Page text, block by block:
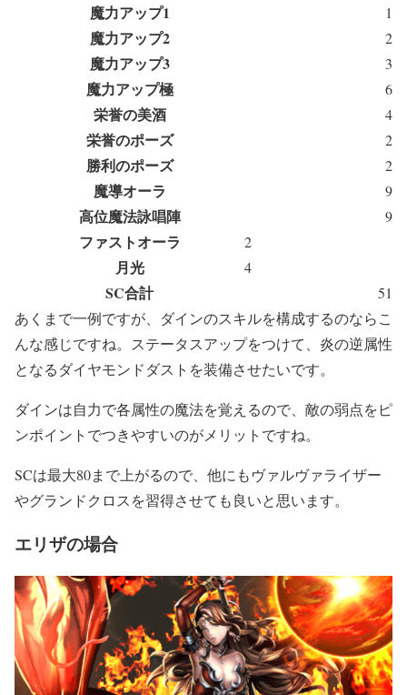
魔力アップ1 1
魔力アップ2 2
魔力アップ3 3
魔力アップ極 6
栄誉の美酒 4
栄誉のポーズ 2
勝利のポーズ 2
魔導オーラ 9
高位魔法詠唱陣 9
ファストオーラ 2
月光 4
SC合計
51
あくまで一例ですが、ダインのスキルを構成するのならこ
んな感じですね。ステータスアップをつけて、炎の逆属性
となるダイヤモンドダストを装備させたいです。
ダインは自力で各属性の魔法を覚えるので、敵の弱点をピ
ンポイントでつきやすいのがメリットですね。
SCは最大80まで上がるので、他にもヴァルヴァライザー
やグランドクロスを習得させても良いと思います。
エリザの場合